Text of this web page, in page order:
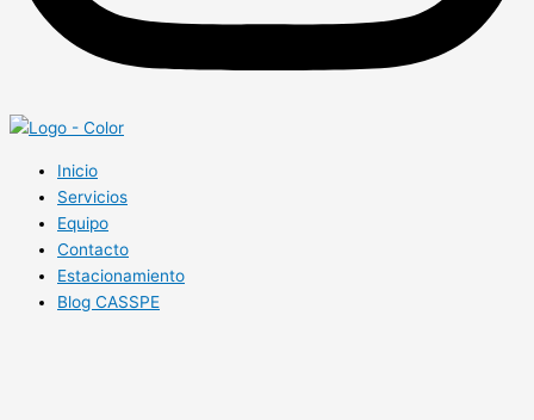
Inicio
Servicios
Equipo
Contacto
Estacionamiento
Blog CASSPE